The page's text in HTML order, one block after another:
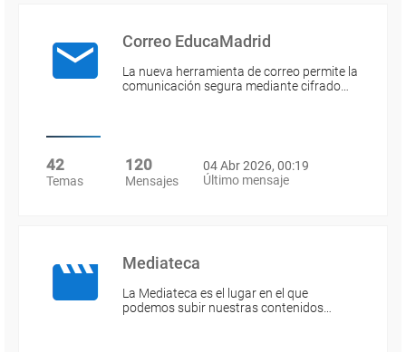
Correo EducaMadrid
La nueva herramienta de correo permite la
comunicación segura mediante cifrado…
42
Temas
120
Mensajes
04 Abr 2026, 00:19
Último mensaje
Mediateca
La Mediateca es el lugar en el que
podemos subir nuestras contenidos…